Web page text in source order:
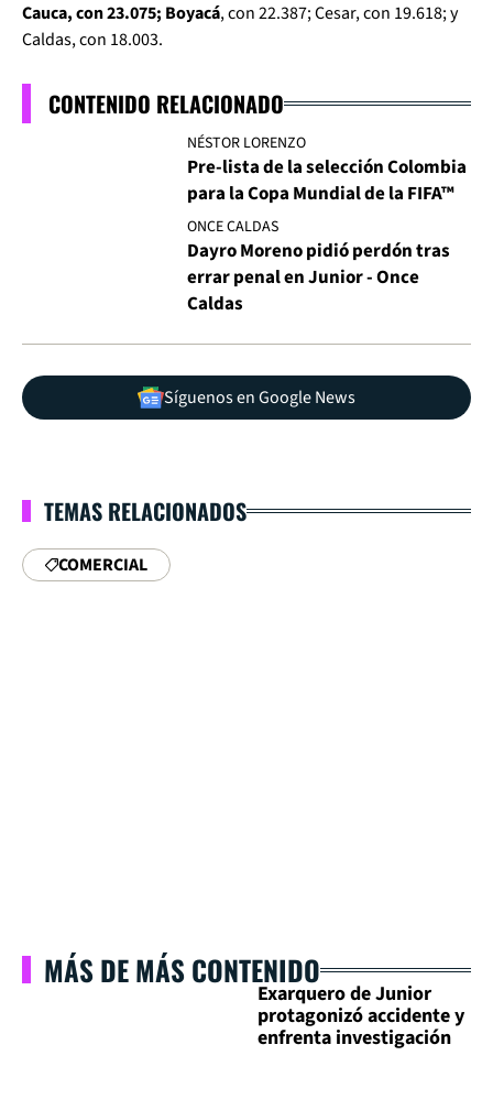
Cauca, con 23.075; Boyacá, con 22.387; Cesar, con 19.618; y
Caldas, con 18.003.
CONTENIDO RELACIONADO
NÉSTOR LORENZO
Pre-lista de la selección Colombia
para la Copa Mundial de la FIFA™
ONCE CALDAS
Dayro Moreno pidió perdón tras
errar penal en Junior - Once
Caldas
Síguenos en Google News
TEMAS RELACIONADOS
COMERCIAL
MÁS DE MÁS CONTENIDO
Exarquero de Junior
protagonizó accidente y
enfrenta investigación